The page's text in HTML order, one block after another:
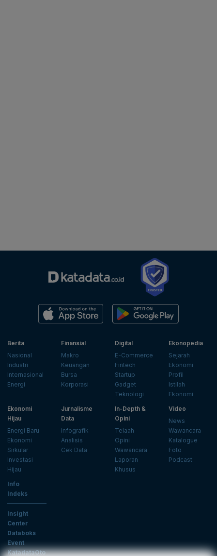
Berita
Nasional
Industri
Internasional
Energi
Finansial
Makro
Keuangan
Bursa
Korporasi
Digital
E-Commerce
Fintech
Startup
Gadget
Teknologi
Ekonopedia
Sejarah
Ekonomi
Profil
Istilah
Ekonomi
Ekonomi
Hijau
Energi Baru
Ekonomi
Sirkular
Investasi
Hijau
Jurnalisme
Data
Infografik
Analisis
Cek Data
In-Depth &
Opini
Telaah
Opini
Wawancara
Laporan
Khusus
Video
News
Wawancara
Katalogue
Foto
Podcast
Info
Indeks
Insight
Center
Databoks
Event
KatadataOto